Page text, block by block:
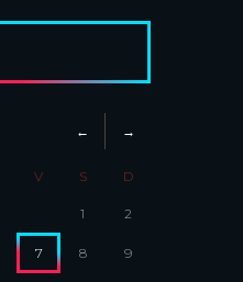
V S D
1 2
7 8 9